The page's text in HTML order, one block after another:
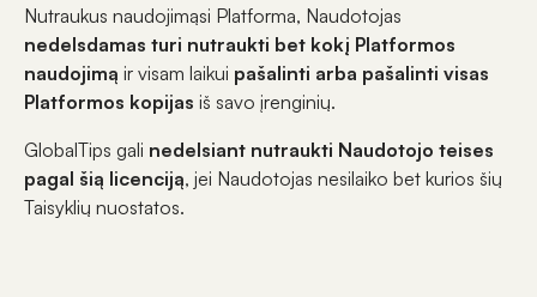
Nutraukus naudojimąsi Platforma, Naudotojas
nedelsdamas turi nutraukti bet kokį Platformos
naudojimą ir visam laikui pašalinti arba pašalinti visas
Platformos kopijas iš savo įrenginių.
GlobalTips gali nedelsiant nutraukti Naudotojo teises
pagal šią licenciją, jei Naudotojas nesilaiko bet kurios šių
Taisyklių nuostatos.